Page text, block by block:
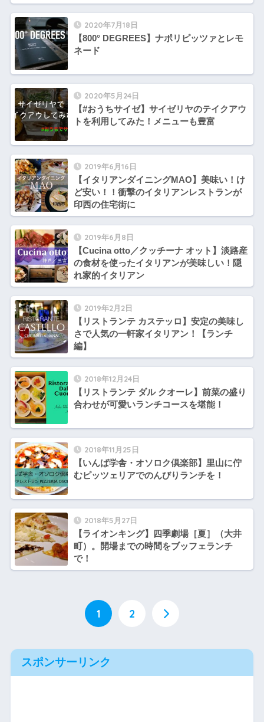
2020年7月18日
【800° DEGREES】ナポリピッツァとレモ
ネード
2020年5月24日
【#おうちサイゼ】サイゼリヤのテイクアウ
トを利用してみた！メニューも豊富
2019年6月16日
【イタリアンダイニングMAO】美味い！け
ど安い！！衝撃のイタリアンレストランが
印西の住宅街に
2019年6月8日
【Cucina otto／クッチーナ オット】淡路産
の食材を使ったイタリアンが美味しい！隠
れ家的イタリアン
2019年2月2日
【リストランテ カステッロ】安定の美味し
さで人気の一軒家イタリアン！【ランチ
編】
2018年12月24日
【リストランテ ダル クオーレ】前菜の盛り
合わせが可愛いランチコースを堪能！
2018年11月25日
【いんば学舎・オソロク倶楽部】里山に佇
むピッツェリアでのんびりランチを！
2018年5月27日
【ライオンキング】四季劇場［夏］（大井
町）。開場までの時間をブッフェランチ
で！
1 2
スポンサーリンク